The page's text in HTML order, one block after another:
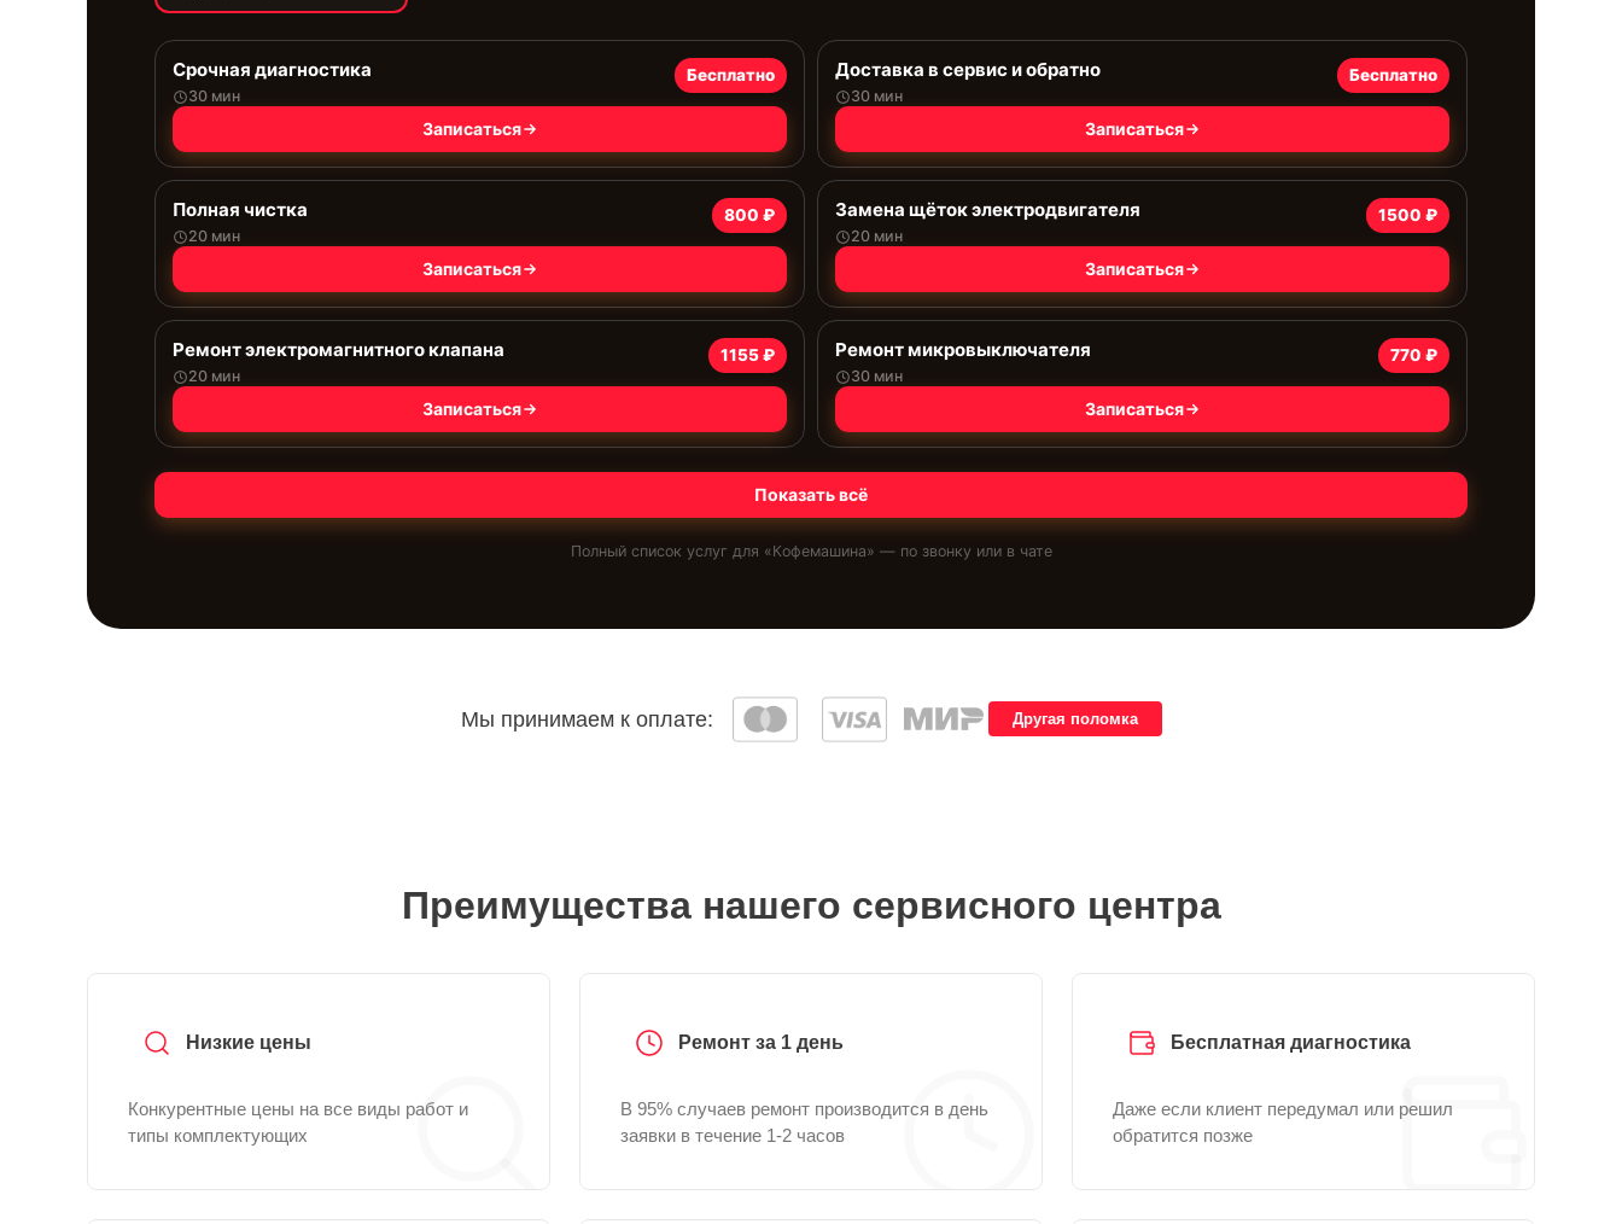
Срочная диагностика
30 мин
Бесплатно
Записаться
Доставка в сервис и обратно
30 мин
Бесплатно
Записаться
Полная чистка
20 мин
800 ₽
Записаться
Замена щёток электродвигателя
20 мин
1500 ₽
Записаться
Ремонт электромагнитного клапана
20 мин
1155 ₽
Записаться
Ремонт микровыключателя
30 мин
770 ₽
Записаться
Показать всё
Полный список услуг для «Кофемашина» — по звонку или в чате
Мы принимаем к оплате: Другая поломка
Преимущества нашего сервисного центра
Низкие цены
Конкурентные цены на все виды работ и
типы комплектующих
Ремонт за 1 день
В 95% случаев ремонт производится в день
заявки в течение 1-2 часов
Бесплатная диагностика
Даже если клиент передумал или решил
обратится позже